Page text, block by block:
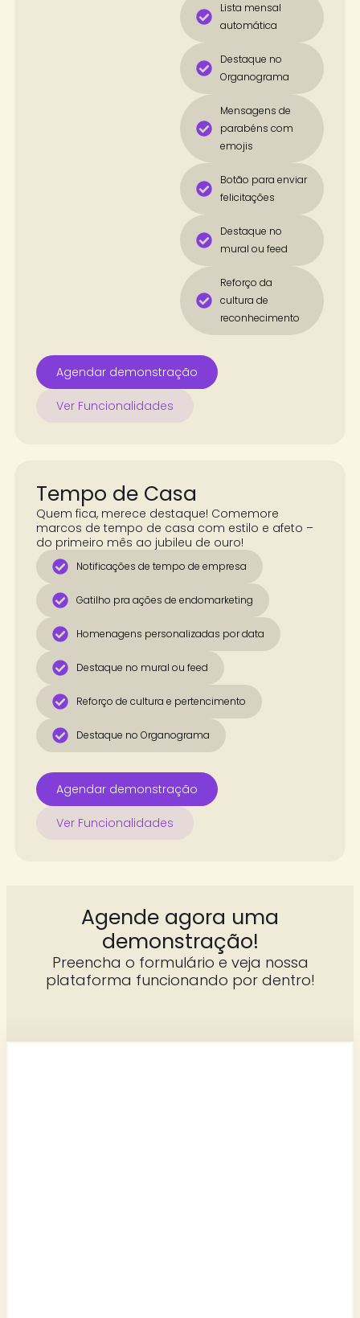
Lista mensal
automática
Destaque no
Organograma
Mensagens de
parabéns com
emojis
Botão para enviar
felicitações
Destaque no
mural ou feed
Reforço da
cultura de
reconhecimento
Agendar demonstração
Ver Funcionalidades
Tempo de Casa
Quem fica, merece destaque! Comemore
marcos de tempo de casa com estilo e afeto –
do primeiro mês ao jubileu de ouro!
Notificações de tempo de empresa
Gatilho pra ações de endomarketing
Homenagens personalizadas por data
Destaque no mural ou feed
Reforço de cultura e pertencimento
Destaque no Organograma
Agendar demonstração
Ver Funcionalidades
Agende agora uma
demonstração!
Preencha o formulário e veja nossa
plataforma funcionando por dentro!